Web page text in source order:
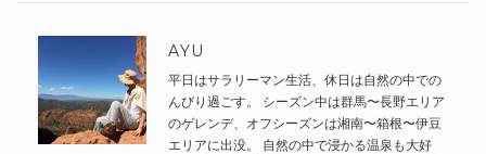
AYU
平日はサラリーマン生活、休日は自然の中での
んびり過ごす。 シーズン中は群馬〜長野エリア
のゲレンデ、オフシーズンは湘南〜箱根〜伊豆
エリアに出没。 自然の中で浸かる温泉も大好